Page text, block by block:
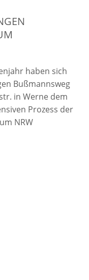
haben sich
Bußmannsweg
in Werne dem
Prozess der
NRW